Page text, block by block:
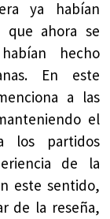
ya habían
que ahora se
hecho
En este
a las
el
los partidos
de la
este sentido,
de la reseña,